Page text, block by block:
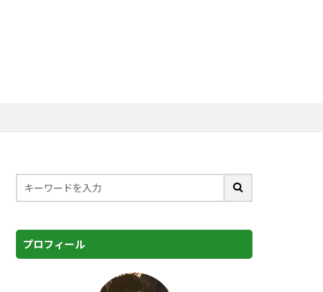
プロフィール